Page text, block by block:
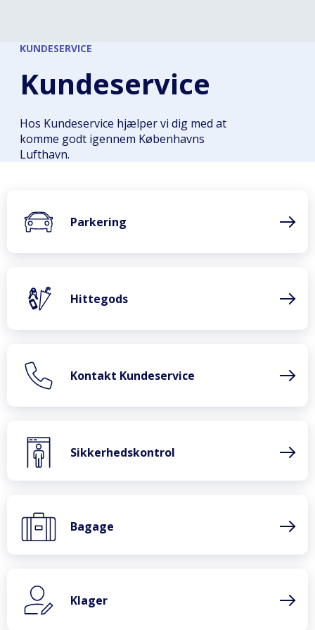
KUNDESERVICE
Kundeservice
Hos Kundeservice hjælper vi dig med at
komme godt igennem Københavns
Lufthavn.
Parkering
Hittegods
Kontakt Kundeservice
Sikkerhedskontrol
Bagage
Klager